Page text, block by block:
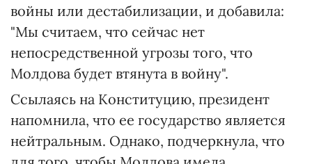
войны или дестабилизации, и добавила:
"Мы считаем, что сейчас нет
непосредственной угрозы того, что
Молдова будет втянута в войну".
Ссылаясь на Конституцию, президент
напомнила, что ее государство является
нейтральным. Однако, подчеркнула, что